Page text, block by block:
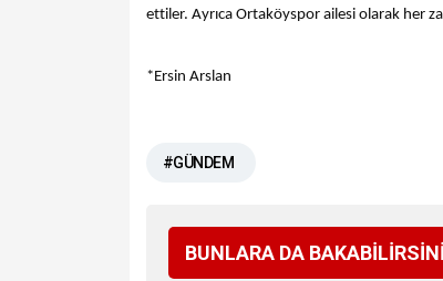
ettiler. Ayrıca Ortaköyspor ailesi olarak her
*Ersin Arslan
#GÜNDEM
BUNLARA DA